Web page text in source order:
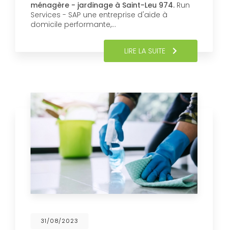
ménagère - jardinage à Saint-Leu 974. Run
Services - SAP une entreprise d'aide à
domicile performante,…
LIRE LA SUITE
31/08/2023